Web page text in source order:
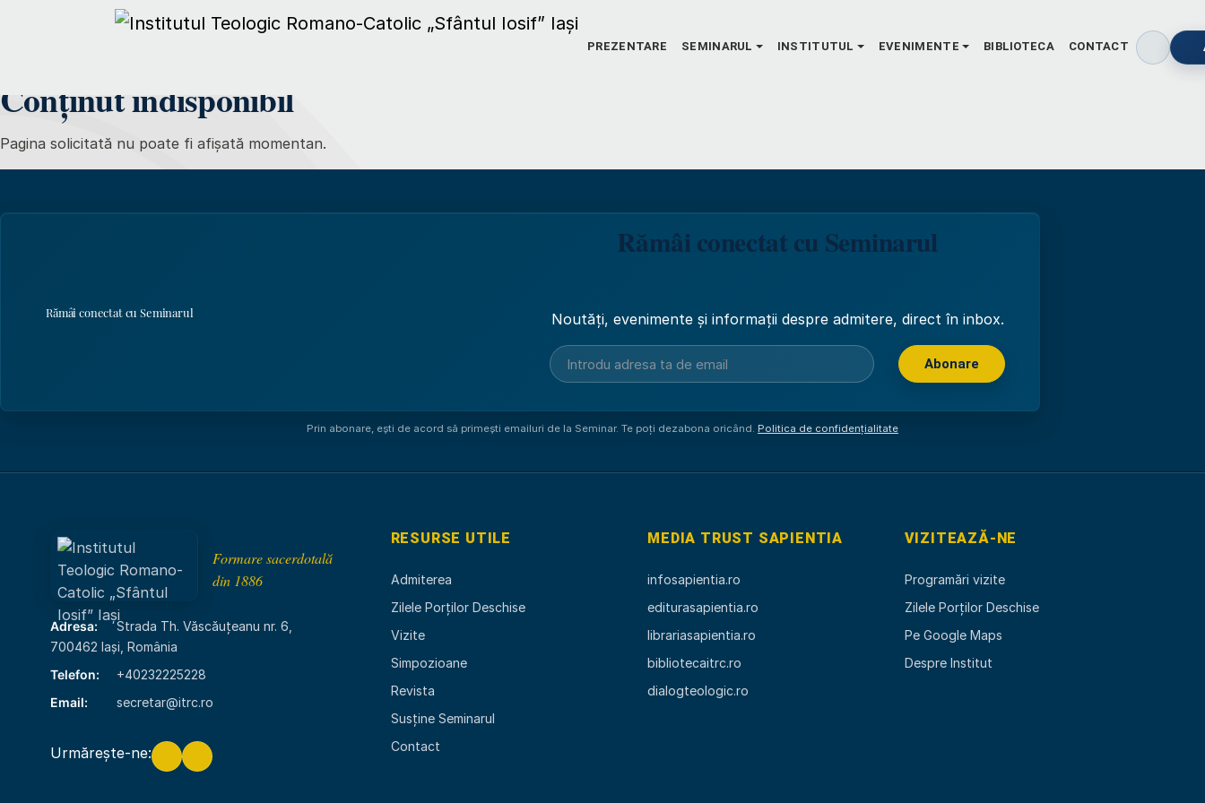
PREZENTARE SEMINARUL INSTITUTUL EVENIMENTE BIBLIOTECA CONTACT
Conținut indisponibil
Pagina solicitată nu poate fi afișată momentan.
Rămâi conectat cu Seminarul
Rămâi conectat cu Seminarul
Noutăți, evenimente și informații despre admitere, direct în inbox.
Abonare
Prin abonare, ești de acord să primești emailuri de la Seminar. Te poți dezabona oricând. Politica de confidențialitate
Formare sacerdotală
din 1886
Adresa:
Strada Th. Văscăuțeanu nr. 6,
700462 Iași, România
Telefon:
+40232225228
Email:
secretar@itrc.ro
Urmărește-ne:
RESURSE UTILE
Admiterea
Zilele Porților Deschise
Vizite
Simpozioane
Revista
Susține Seminarul
Contact
MEDIA TRUST SAPIENTIA
infosapientia.ro
editurasapientia.ro
librariasapientia.ro
bibliotecaitrc.ro
dialogteologic.ro
VIZITEAZĂ-NE
Programări vizite
Zilele Porților Deschise
Pe Google Maps
Despre Institut